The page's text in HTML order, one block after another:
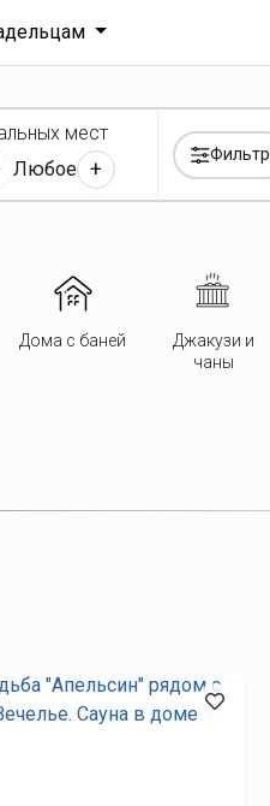
мест
Любое +
Фильтр
Дома с баней
Джакузи и
чаны